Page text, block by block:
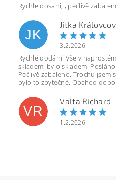
Rychle dosani, , pečlivě
JK
Jitka
3.2.2026
Rychlé dodání. Vše v
skladem, bylo skladem.
Pečlivě zabaleno. Trochu jsem
bylo to zbytečné. Obchod
VR
Valta Richard
1.2.2026